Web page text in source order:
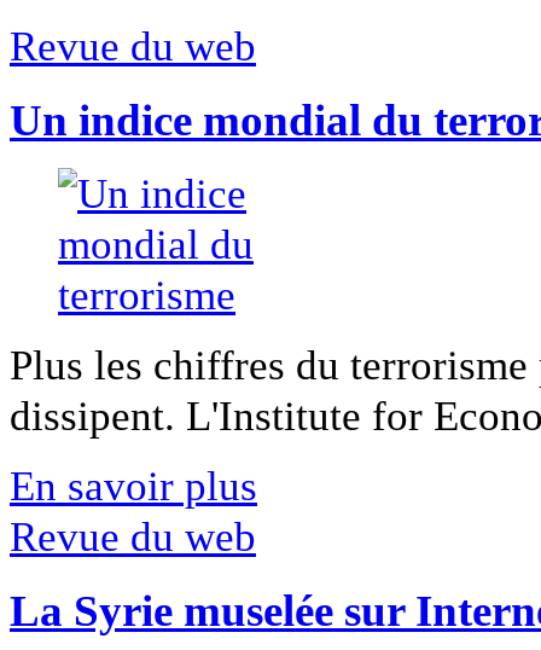
Revue du web
Un indice mondial du
Plus les chiffres du
dissipent. L'Institute for
En savoir plus
Revue du web
La Syrie muselée sur